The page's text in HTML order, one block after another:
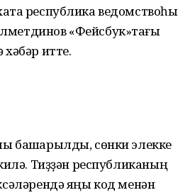
республика ведомствоһы
«Фейсбук»тағы
итте.
башҡарылды, сөнки элекке
Тиҙҙән республиканың
яңы код менән